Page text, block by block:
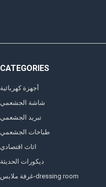
CATEGORIES
أجهزة كهربائية
شاشة الجشعمي
تبريد الجشعمي
طباخات الجشعمي
اثاث اقتصادي
ديكورات الحديثة
غرفة ملابس-dressing room